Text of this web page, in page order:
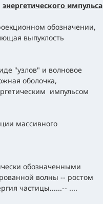
энергетического импульса
обозначении,
выпуклость
"узлов" и волновое
оболочка,
импульсом
массивного
обозначенными
волны -- ростом
частицы......-- ....